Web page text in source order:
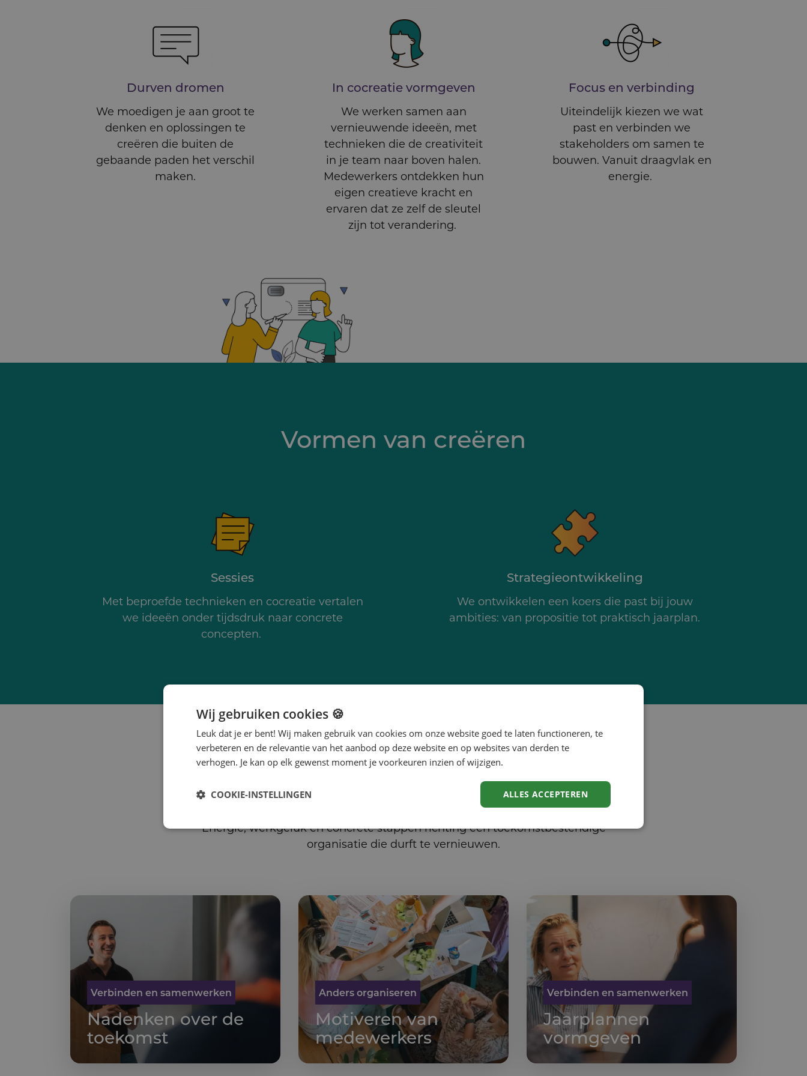
Durven dromen
We moedigen je aan groot te
denken en oplossingen te
creëren die buiten de
gebaande paden het verschil
maken.
In cocreatie vormgeven
We werken samen aan
vernieuwende ideeën, met
technieken die de creativiteit
in je team naar boven halen.
Medewerkers ontdekken hun
eigen creatieve kracht en
ervaren dat ze zelf de sleutel
zijn tot verandering.
Focus en verbinding
Uiteindelijk kiezen we wat
past en verbinden we
stakeholders om samen te
bouwen. Vanuit draagvlak en
energie.
Vormen van creëren
Sessies
Met beproefde technieken en cocreatie vertalen
we ideeën onder tijdsdruk naar concrete
concepten.
Strategieontwikkeling
We ontwikkelen een koers die past bij jouw
ambities: van propositie tot praktisch jaarplan.
Wat we jou beloven
Een proces dat mensen inspireert, motiveert en betrokken maakt. Het resultaat?
Energie, werkgeluk en concrete stappen richting een toekomstbestendige
organisatie die durft te vernieuwen.
Verbinden en samenwerken
Nadenken over de
toekomst
Anders organiseren
Motiveren van
medewerkers
Verbinden en samenwerken
Jaarplannen
vormgeven
Wij gebruiken cookies 🍪
Leuk dat je er bent! Wij maken gebruik van cookies om onze website goed te laten functioneren, te
verbeteren en de relevantie van het aanbod op deze website en op websites van derden te
verhogen. Je kan op elk gewenst moment je voorkeuren inzien of wijzigen.
ALLES ACCEPTEREN
COOKIE-INSTELLINGEN